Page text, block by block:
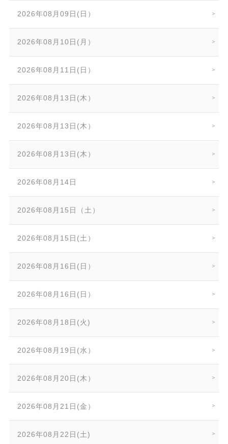
2026年08月09日(日）
2026年08月10日(月）
2026年08月11日(日）
2026年08月13日(木）
2026年08月13日(木）
2026年08月13日(木）
2026年08月14日
2026年08月15日（土）
2026年08月15日(土）
2026年08月16日(日）
2026年08月16日(日）
2026年08月18日(火)
2026年08月19日(水）
2026年08月20日(木）
2026年08月21日(金）
2026年08月22日(土)